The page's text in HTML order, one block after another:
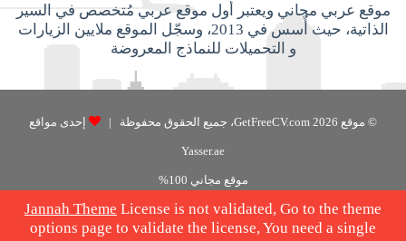
Jannah Theme License is not validated, Go to the theme
options page to validate the license, You need a single
موقع عربي مجاني ويعتبر أول موقع عربي مُتخصص في السير
الذاتية، حيث أُسس في 2013، وسجّل الموقع ملايين الزيارات
و التحميلات للنماذج المعروضة
© موقع GetFreeCV.com 2026، جميع الحقوق محفوظة | إحدى مواقع
Yasser.ae
موقع مجاني 100%
فيسبوك
‫X